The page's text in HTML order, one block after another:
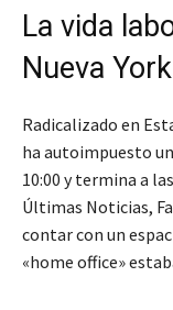
La vida
Nueva York
Radicalizado en
ha autoimpuesto
10:00 y termina a
Últimas Noticias,
contar con un
«home office»